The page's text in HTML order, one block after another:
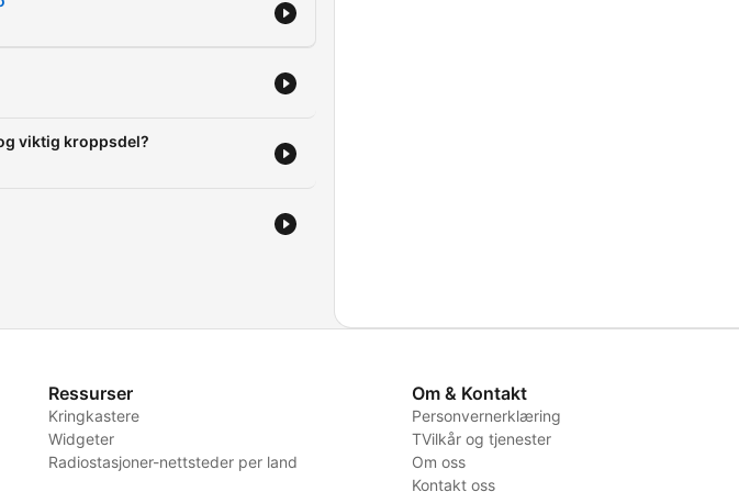
viktig kroppsdel?
Ressurser
Kringkastere
Widgeter
Radiostasjoner-nettsteder per land
Om & Kontakt
Personvernerklæring
TVilkår og tjenester
Om oss
Kontakt oss